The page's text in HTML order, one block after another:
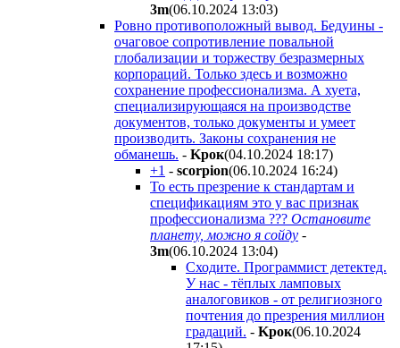
3m(06.10.2024 13:03)
Ровно противоположный вывод. Бедуины -
очаговое сопротивление повальной
глобализации и торжеству безразмерных
корпораций. Только здесь и возможно
сохранение профессионализма. А хуета,
специализирующаяся на производстве
документов, только документы и умеет
производить. Законы сохранения не
обманешь. - Kpoк(04.10.2024 18:17)
+1 - scorpion(06.10.2024 16:24)
То есть презрение к стандартам и
спецификациям это у вас признак
профессионализма ??? Остановите
планету, можно я сойду -
3m(06.10.2024 13:04)
Сходите. Программист детектед.
У нас - тёплых ламповых
аналоговиков - от религиозного
почтения до презрения миллион
градаций. - Kpoк(06.10.2024